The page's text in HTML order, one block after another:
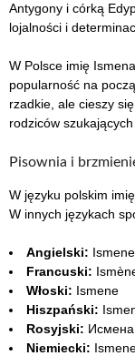
Antygony i córką
lojalności i
W Polsce imię
popularność na
rzadkie, ale cieszy
rodziców
Pisownia i
W języku polskim
W innych językach
Angielski: Ismene
Francuski:
Włoski: Ismene
Hiszpański:
Rosyjski:
Niemiecki: